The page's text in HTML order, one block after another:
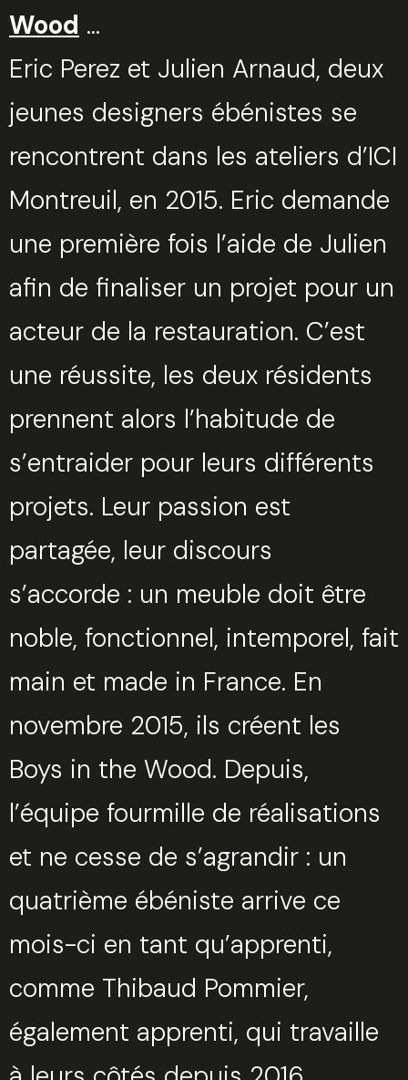
Wood …
Eric Perez et Julien Arnaud, deux
jeunes designers ébénistes se
rencontrent dans les ateliers d’ICI
Montreuil, en 2015. Eric demande
une première fois l’aide de Julien
afin de finaliser un projet pour un
acteur de la restauration. C’est
une réussite, les deux résidents
prennent alors l’habitude de
s’entraider pour leurs différents
projets. Leur passion est
partagée, leur discours
s’accorde : un meuble doit être
noble, fonctionnel, intemporel, fait
main et made in France. En
novembre 2015, ils créent les
Boys in the Wood. Depuis,
l’équipe fourmille de réalisations
et ne cesse de s’agrandir : un
quatrième ébéniste arrive ce
mois-ci en tant qu’apprenti,
comme Thibaud Pommier,
également apprenti, qui travaille